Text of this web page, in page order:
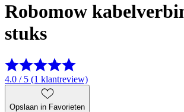
Robomow
stuks
4.0 / 5 (1 klantreview)
Opslaan in Favorieten